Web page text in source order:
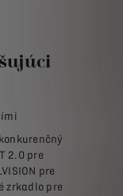
k dispozícii v
2.0 pre
pre
zrkadlo pre